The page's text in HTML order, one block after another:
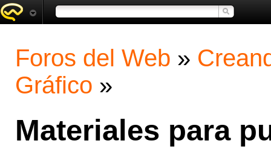
Foros del Web »
Gráfico »
Materiales para